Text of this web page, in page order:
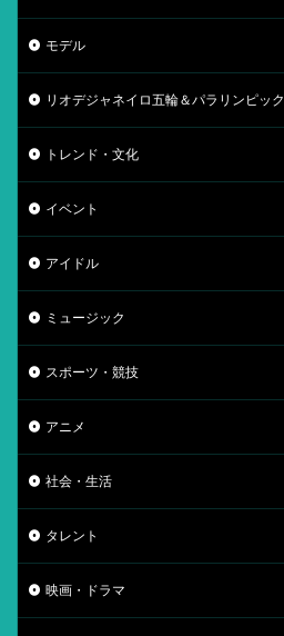
モデル
リオデジャネイロ五輪＆パラリンピック
トレンド・文化
イベント
アイドル
ミュージック
スポーツ・競技
アニメ
社会・生活
タレント
映画・ドラマ